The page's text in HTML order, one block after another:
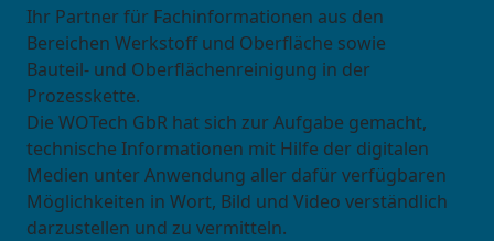
Ihr Partner für Fachinformationen aus den
Bereichen Werkstoff und Oberfläche sowie
Bauteil- und Oberflächenreinigung in der
Prozesskette.
Die WOTech GbR hat sich zur Aufgabe gemacht,
technische Informationen mit Hilfe der digitalen
Medien unter Anwendung aller dafür verfügbaren
Möglichkeiten in Wort, Bild und Video verständlich
darzustellen und zu vermitteln.